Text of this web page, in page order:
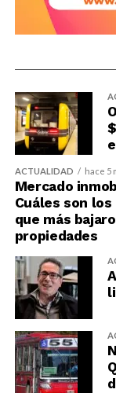
ACTUALIDAD hace 5
Mercado
Cuáles son los
que más
propiedades